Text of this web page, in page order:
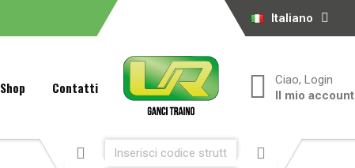
Italiano
Shop Contatti
Ciao, Login
Il mio account